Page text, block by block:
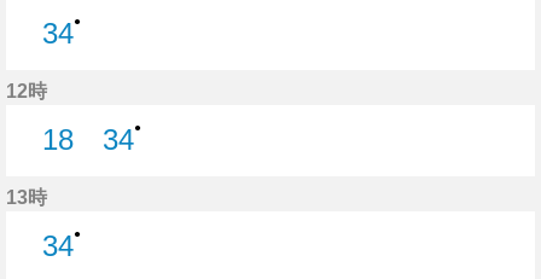
34●
12時
18
34●
13時
34●